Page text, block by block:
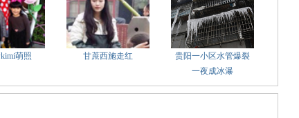
萌照 甘蔗西施走红
贵阳一小区水管爆裂
一夜成冰瀑